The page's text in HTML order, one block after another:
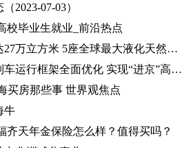
2023-07-03）
校毕业生就业_前沿热点
当前聚焦：单罐容量达27万立方米 5座全球最大液化天然气储罐主体结构完工
天天即时：东北铁路列车运行框架全面优化 实现“进京”高铁“公交化”
买房那些事 世界观焦点
牛
齐天年金保险怎么样？值得买吗？